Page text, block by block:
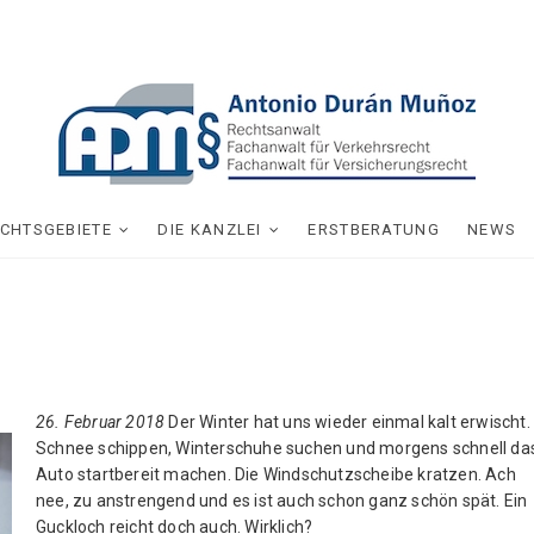
DIE KANZLEI ERSTBERATUNG NEWS
26. Februar 2018 Der Winter hat uns wieder einmal kalt erwischt.
Schnee schippen, Winterschuhe suchen und morgens schnell
Auto startbereit machen. Die Windschutzscheibe kratzen. Ach
nee, zu anstrengend und es ist auch schon ganz schön spät. Ein
Guckloch reicht doch auch. Wirklich?